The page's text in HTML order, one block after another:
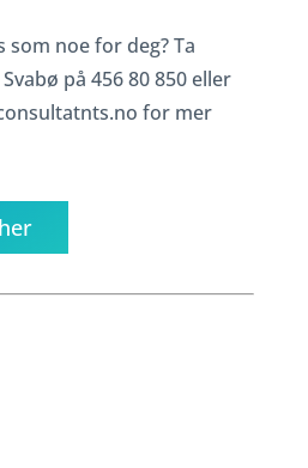
som noe for deg? Ta
på 456 80 850 eller
for mer